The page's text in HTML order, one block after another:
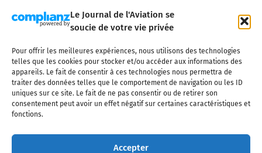
Le Journal de l'Aviation se
soucie de votre vie privée
Pour offrir les meilleures expériences, nous utilisons des technologies
telles que les cookies pour stocker et/ou accéder aux informations des
appareils. Le fait de consentir à ces technologies nous permettra de
traiter des données telles que le comportement de navigation ou les ID
uniques sur ce site. Le fait de ne pas consentir ou de retirer son
consentement peut avoir un effet négatif sur certaines caractéristiques et
fonctions.
Accepter
Qui sommes-nous ? Nous contacter
Partenaires
Mentions légales
CGV Politique de confidentialité Cookies